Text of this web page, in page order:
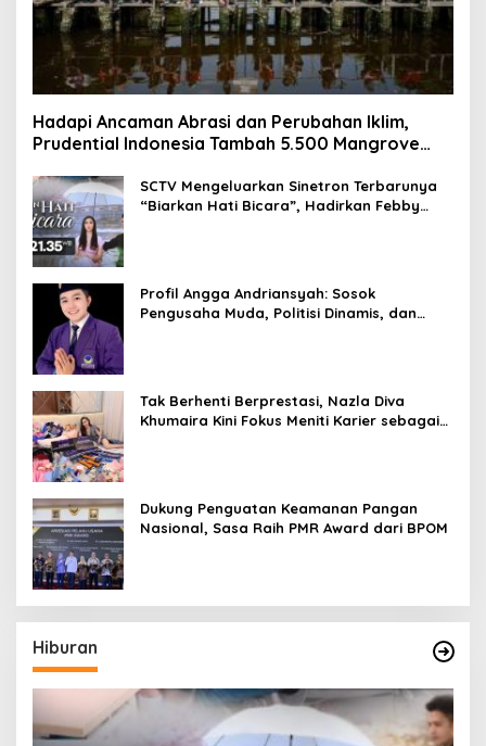
Hadapi Ancaman Abrasi dan Perubahan Iklim,
Prudential Indonesia Tambah 5.500 Mangrove
SCTV Mengeluarkan Sinetron Terbarunya
“Biarkan Hati Bicara”, Hadirkan Febby
Profil Angga Andriansyah: Sosok
Pengusaha Muda, Politisi Dinamis, dan
Tak Berhenti Berprestasi, Nazla Diva
Khumaira Kini Fokus Meniti Karier sebagai
Dukung Penguatan Keamanan Pangan
Nasional, Sasa Raih PMR Award dari BPOM
Hiburan